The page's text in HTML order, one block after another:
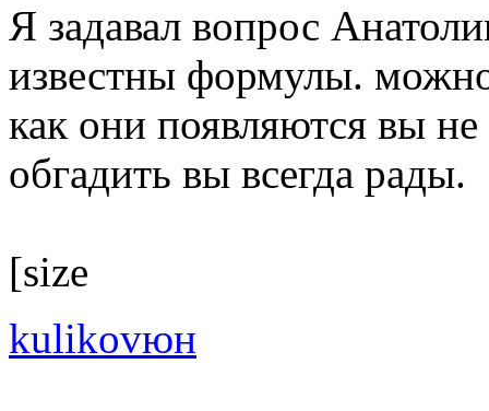
Я задавал вопрос
известны формулы.
как они появляются вы не
обгадить вы всегда рады.
[size
kulikovюн